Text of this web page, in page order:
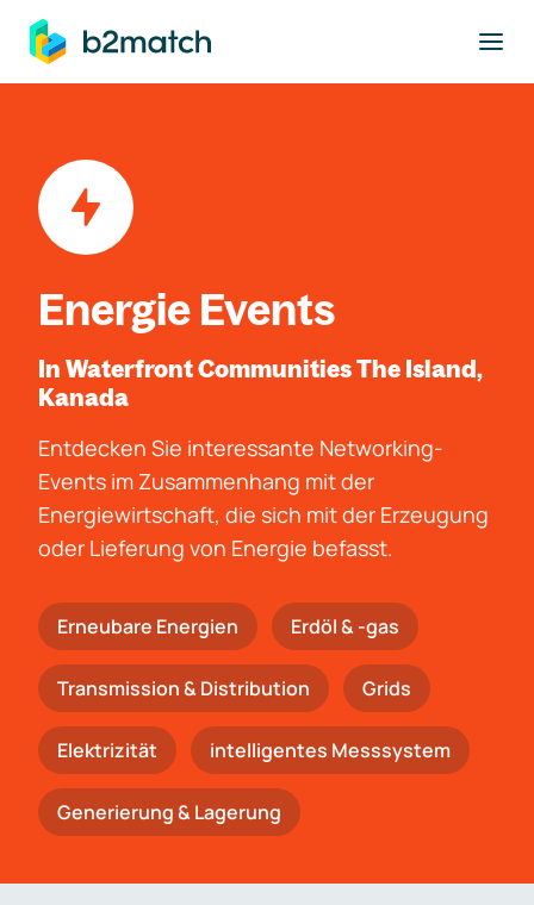
springen
Energie Events
In Waterfront Communities The Island,
Kanada
Entdecken Sie interessante Networking-
Events im Zusammenhang mit der
Energiewirtschaft, die sich mit der Erzeugung
oder Lieferung von Energie befasst.
Erneubare Energien Erdöl & -gas
Trans­mis­si­on & Distribution Grids
Elektrizität intelligentes Messsystem
Generierung & Lagerung